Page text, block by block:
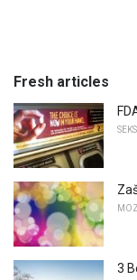
Fresh articles
3